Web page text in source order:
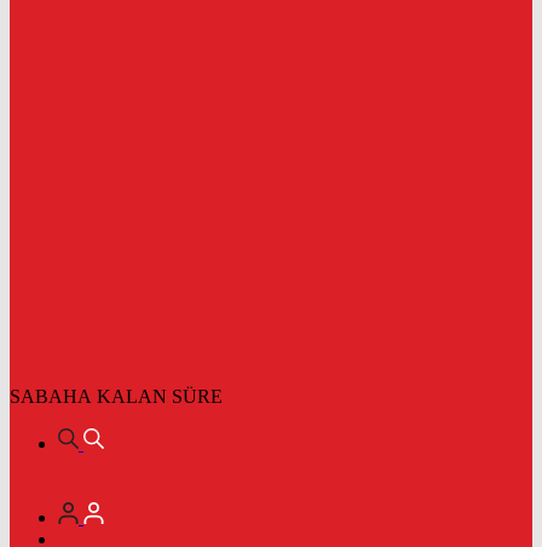
SABAHA KALAN SÜRE